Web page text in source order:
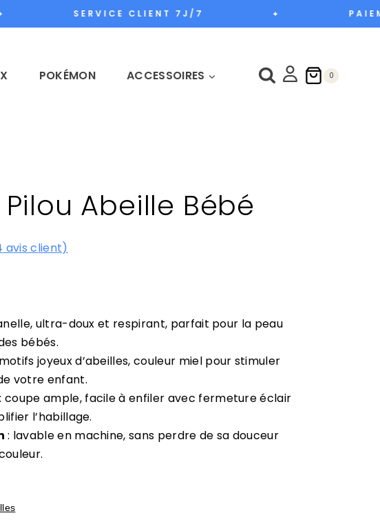
SERVICE CLIENT 7J/7
POKÉMON ACCESSOIRES 0
Pilou Abeille Bébé
avis client)
ultra-doux et respirant, parfait pour la peau
bébés.
joyeux d’abeilles, couleur miel pour stimuler
votre enfant.
: coupe ample, facile à enfiler avec fermeture éclair
l’habillage.
: lavable en machine, sans perdre de sa douceur